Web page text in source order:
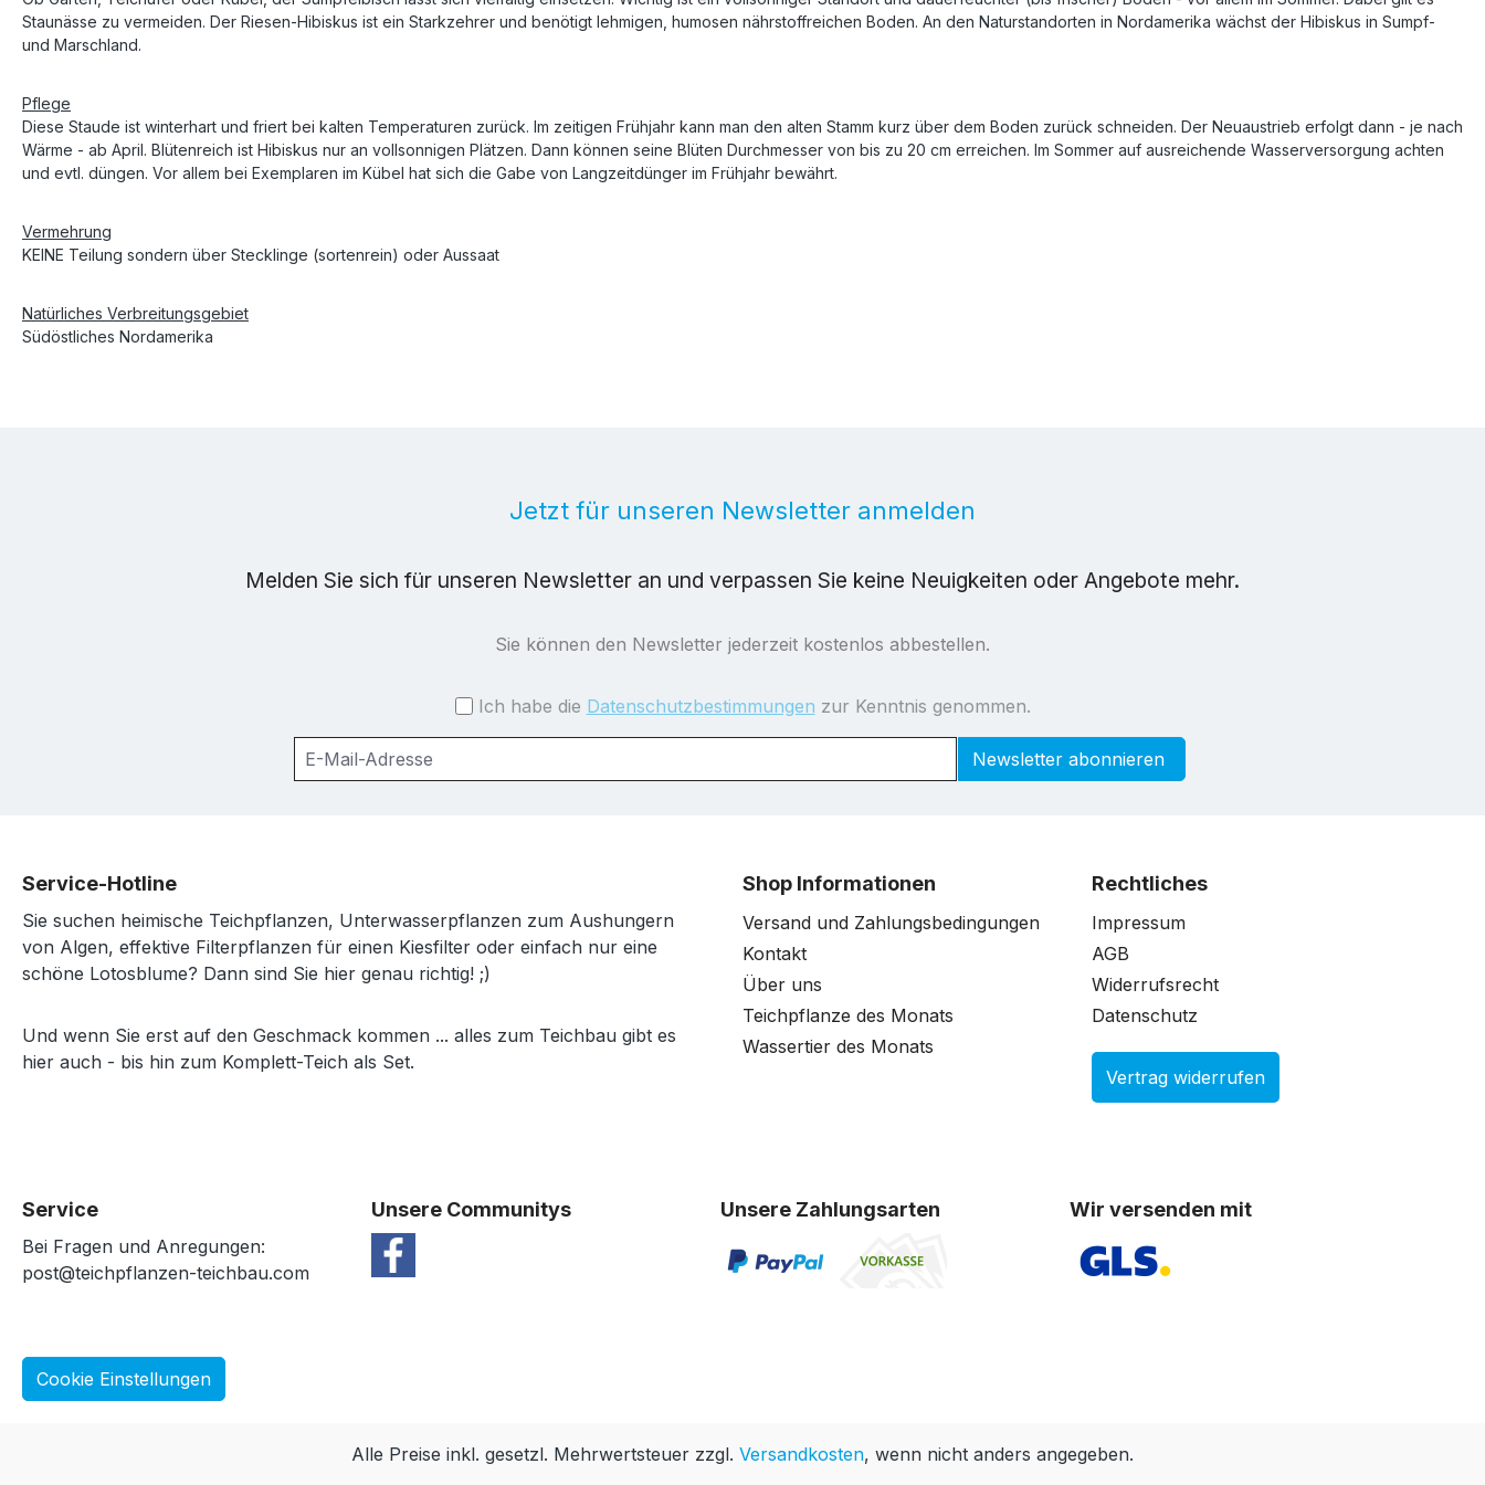
Staunässe zu vermeiden. Der Riesen-Hibiskus ist ein Starkzehrer und benötigt lehmigen, humosen nährstoffreichen Boden. An den Naturstandorten in Nordamerika wächst der Hibiskus in Sumpf-
und Marschland.
Pflege
Diese Staude ist winterhart und friert bei kalten Temperaturen zurück. Im zeitigen Frühjahr kann man den alten Stamm kurz über dem Boden zurück schneiden. Der Neuaustrieb erfolgt dann - je nach
Wärme - ab April. Blütenreich ist Hibiskus nur an vollsonnigen Plätzen. Dann können seine Blüten Durchmesser von bis zu 20 cm erreichen. Im Sommer auf ausreichende Wasserversorgung achten
und evtl. düngen. Vor allem bei Exemplaren im Kübel hat sich die Gabe von Langzeitdünger im Frühjahr bewährt.
Vermehrung
KEINE Teilung sondern über Stecklinge (sortenrein) oder Aussaat
Natürliches Verbreitungsgebiet
Südöstliches Nordamerika
Jetzt für unseren Newsletter anmelden
Melden Sie sich für unseren Newsletter an und verpassen Sie keine Neuigkeiten oder Angebote mehr.
Sie können den Newsletter jederzeit kostenlos abbestellen.
Ich habe die Datenschutzbestimmungen zur Kenntnis genommen.
Newsletter abonnieren
Service-Hotline
Sie suchen heimische Teichpflanzen, Unterwasserpflanzen zum Aushungern
von Algen, effektive Filterpflanzen für einen Kiesfilter oder einfach nur eine
schöne Lotosblume? Dann sind Sie hier genau richtig! ;)
Und wenn Sie erst auf den Geschmack kommen ... alles zum Teichbau gibt es
hier auch - bis hin zum Komplett-Teich als Set.
Shop Informationen
Versand und Zahlungsbedingungen
Kontakt
Über uns
Teichpflanze des Monats
Wassertier des Monats
Rechtliches
Impressum
AGB
Widerrufsrecht
Datenschutz
Vertrag widerrufen
Service
Bei Fragen und Anregungen:
post@teichpflanzen-teichbau.com
Unsere Communitys Unsere Zahlungsarten Wir versenden mit
Cookie Einstellungen
Alle Preise inkl. gesetzl. Mehrwertsteuer zzgl. Versandkosten, wenn nicht anders angegeben.